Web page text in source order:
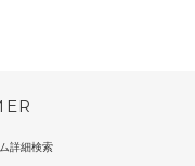
詳細検索